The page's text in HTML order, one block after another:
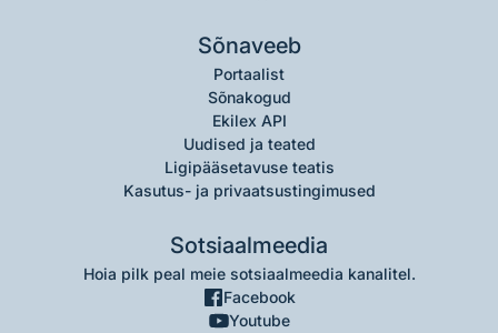
Sõnaveeb
Portaalist
Sõnakogud
Ekilex API
Uudised ja teated
Ligipääsetavuse teatis
Kasutus- ja privaatsustingimused
Sotsiaalmeedia
Hoia pilk peal meie sotsiaalmeedia kanalitel.
Facebook
Youtube